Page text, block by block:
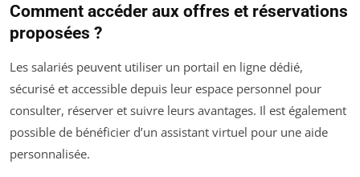
Comment accéder aux offres et réservations
proposées ?
Les salariés peuvent utiliser un portail en ligne dédié,
sécurisé et accessible depuis leur espace personnel pour
consulter, réserver et suivre leurs avantages. Il est également
possible de bénéficier d’un assistant virtuel pour une aide
personnalisée.